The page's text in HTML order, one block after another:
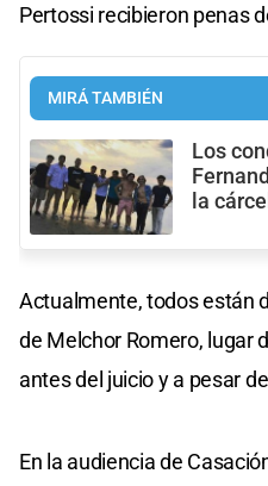
Pertossi recibieron penas
MIRÁ TAMBIÉN
Los
la cárcel
Actualmente, todos están
de Melchor Romero, lugar
antes del juicio y a pesar
En la audiencia de